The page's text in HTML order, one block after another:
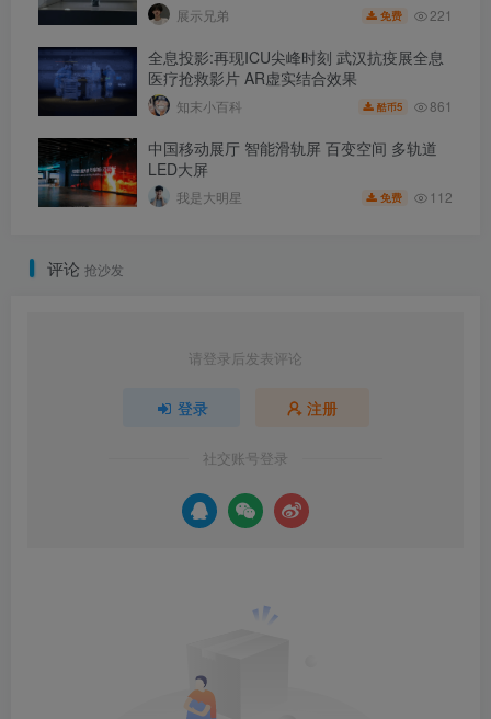
展示兄弟 免费 221
全息投影:再现ICU尖峰时刻 武汉抗疫展全息
医疗抢救影片 AR虚实结合效果
知末小百科 酷币5 861
中国移动展厅 智能滑轨屏 百变空间 多轨道
LED大屏
我是大明星 免费 112
评论 抢沙发
请登录后发表评论
登录 注册
社交账号登录